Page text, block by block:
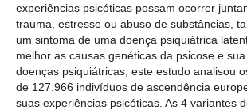
experiências psicóticas possam ocorrer
trauma, estresse ou abuso de substâncias,
um sintoma de uma doença psiquiátrica
melhor as causas genéticas da psicose e
doenças psiquiátricas, este estudo analisou
de 127.966 indivíduos de ascendência
suas experiências psicóticas. As 4 variantes